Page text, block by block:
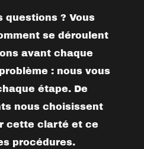
questions ? Vous
se déroulent
avant chaque
: nous vous
étape. De
nous choisissent
cette clarté et ce
procédures.